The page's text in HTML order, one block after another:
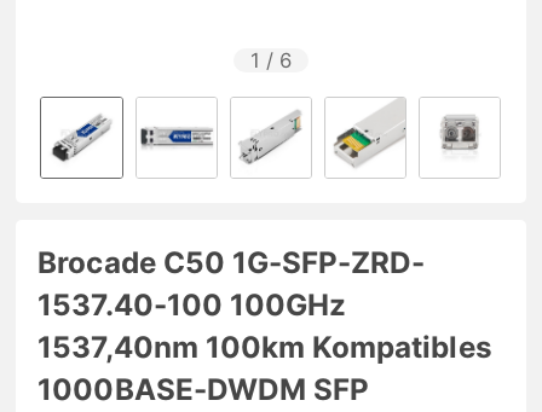
1 / 6
Brocade C50 1G-SFP-ZRD-
1537.40-100 100GHz
1537,40nm 100km Kompatibles
1000BASE-DWDM SFP